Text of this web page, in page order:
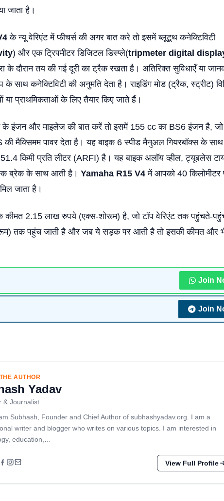
जाता है।
के न्यू वेरिएंट में फीचर्स की अगर बात करे तो इसमें ब्लूटूथ कनेक्टिविटी
) और एक ट्रिपमीटर डिजिटल डिस्प्ले(tripmeter digital
के दौरान तय की गई दूरी का ट्रैक रखता है। अतिरिक्त सुविधाएँ या
के साथ कनेक्टिविटी की अनुमति देता है। राइडिंग मोड (ट्रैक, स्ट्रीट)
या प्राथमिकताओं के लिए तैयार किए जाते हैं।
के इंजन और माइलेज की बात करें तो इसमें 155 cc का BS6 इंजन है, जो
मैक्सिमम पावर देता है। यह बाइक 6 स्पीड मैनुअल गियरबॉक्स के
किमी प्रति लीटर (ARFI) है। यह बाइक अलॉय व्हील, ट्यूबलेस
ब्रेक के साथ आती है। Yamaha R15 V4 में आपको 40 किलोमीटर
जाता है।
कीमत 2.15 लाख रुपये (एक्स-शोरूम) है, जो टॉप वेरिएंट तक पहुंचते-
तक पहुंच जाती है और जब ये सड़क पर आती है तो इसकी कीमत और
Join
Join
AUTHOR
Yadav
& Journalist
Subhash, Founder and Chief Author of subhashyadav.org. I am a
writer and blogger who writes on various topics. I am interested in
education,…
View Full Profile